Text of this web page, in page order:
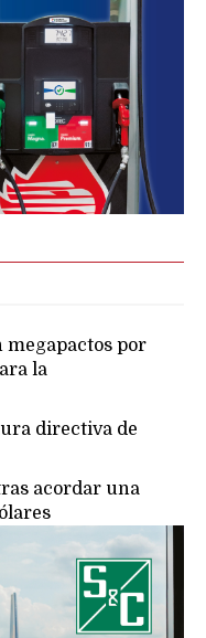
megapactos por
la
directiva de
acordar una